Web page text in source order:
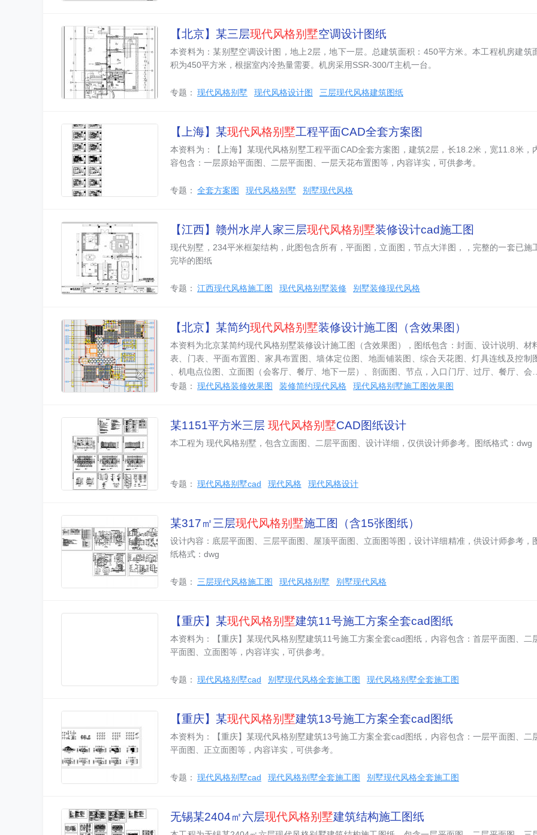
【北京】某三层现代风格别墅空调设计图纸
本资料为：某别墅空调设计图，地上2层，地下一层。总建筑面积：450平方米。本工程机房建筑
积为450平方米，根据室内冷热量需要。机房采用SSR-300/T主机一台。
专题： 现代风格别墅 现代风格设计图 三层现代风格建筑图纸
【上海】某现代风格别墅工程平面CAD全套方案图
本资料为：【上海】某现代风格别墅工程平面CAD全套方案图，建筑2层，长18.2米，宽11.8米，
容包含：一层原始平面图、二层平面图、一层天花布置图等，内容详实，可供参考。
专题： 全套方案图 现代风格别墅 别墅现代风格
【江西】赣州水岸人家三层现代风格别墅装修设计cad施工图
现代别墅，234平米框架结构，此图包含所有，平面图，立面图，节点大洋图，，完整的一套已施
完毕的图纸
专题： 江西现代风格施工图 现代风格别墅装修 别墅装修现代风格
【北京】某简约现代风格别墅装修设计施工图（含效果图）
本资料为北京某简约现代风格别墅装修设计施工图（含效果图），图纸包含：封面、设计说明、材
表、门表、平面布置图、家具布置图、墙体定位图、地面铺装图、综合天花图、灯具连线及控制
、机电点位图、立面图（会客厅、餐厅、地下一层）、剖面图、节点，入口门厅、过厅、餐厅、会客
厅、主卧、卫生间、次卧、娱乐活动室、影音室效果图。
专题： 现代风格装修效果图 装修简约现代风格 现代风格别墅施工图效果图
某1151平方米三层 现代风格别墅CAD图纸设计
本工程为 现代风格别墅，包含立面图、二层平面图、设计详细，仅供设计师参考。图纸格式：dwg
专题： 现代风格别墅cad 现代风格 现代风格设计
某317㎡三层现代风格别墅施工图（含15张图纸）
设计内容：底层平面图、三层平面图、屋顶平面图、立面图等图，设计详细精准，供设计师参考，
纸格式：dwg
专题： 三层现代风格施工图 现代风格别墅 别墅现代风格
【重庆】某现代风格别墅建筑11号施工方案全套cad图纸
本资料为：【重庆】某现代风格别墅建筑11号施工方案全套cad图纸，内容包含：首层平面图、二
平面图、立面图等，内容详实，可供参考。
专题： 现代风格别墅cad 别墅现代风格全套施工图 现代风格别墅全套施工图
【重庆】某现代风格别墅建筑13号施工方案全套cad图纸
本资料为：【重庆】某现代风格别墅建筑13号施工方案全套cad图纸，内容包含：一层平面图、二
平面图、正立面图等，内容详实，可供参考。
专题： 现代风格别墅cad 现代风格别墅全套施工图 别墅现代风格全套施工图
无锡某2404㎡六层现代风格别墅建筑结构施工图纸